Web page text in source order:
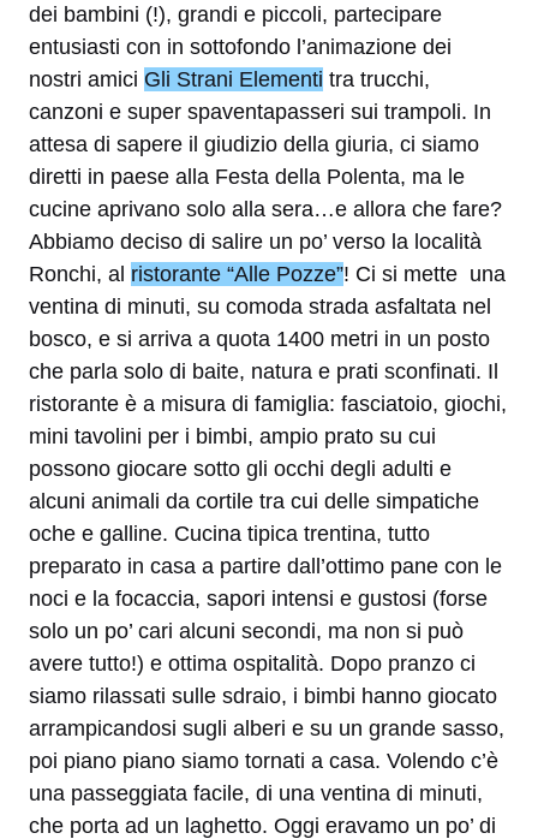
dei bambini (!), grandi e piccoli, partecipare
entusiasti con in sottofondo l’animazione dei
nostri amici Gli Strani Elementi tra trucchi,
canzoni e super spaventapasseri sui trampoli. In
attesa di sapere il giudizio della giuria, ci siamo
diretti in paese alla Festa della Polenta, ma le
cucine aprivano solo alla sera…e allora che fare?
Abbiamo deciso di salire un po’ verso la località
Ronchi, al ristorante “Alle Pozze”! Ci si mette una
ventina di minuti, su comoda strada asfaltata nel
bosco, e si arriva a quota 1400 metri in un posto
che parla solo di baite, natura e prati sconfinati. Il
ristorante è a misura di famiglia: fasciatoio, giochi,
mini tavolini per i bimbi, ampio prato su cui
possono giocare sotto gli occhi degli adulti e
alcuni animali da cortile tra cui delle simpatiche
oche e galline. Cucina tipica trentina, tutto
preparato in casa a partire dall’ottimo pane con le
noci e la focaccia, sapori intensi e gustosi (forse
solo un po’ cari alcuni secondi, ma non si può
avere tutto!) e ottima ospitalità. Dopo pranzo ci
siamo rilassati sulle sdraio, i bimbi hanno giocato
arrampicandosi sugli alberi e su un grande sasso,
poi piano piano siamo tornati a casa. Volendo c’è
una passeggiata facile, di una ventina di minuti,
che porta ad un laghetto. Oggi eravamo un po’ di